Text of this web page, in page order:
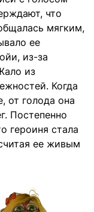
что
мягким,
ее
из-за
из
Когда
от голода она
Постепенно
героиня стала
ее живым